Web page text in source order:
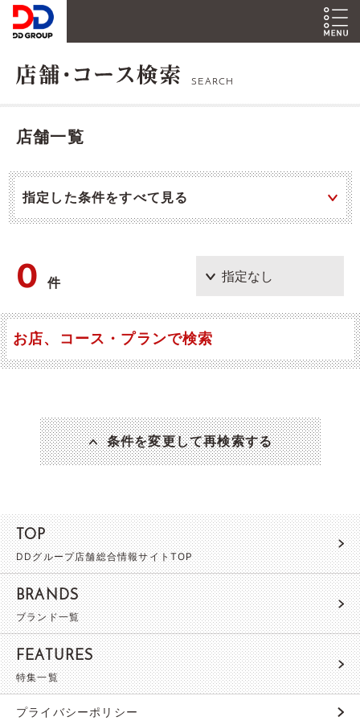
SEARCH
店舗一覧
指定した条件をすべて見る
0件
お店、コース・プランで検索
条件を変更して再検索する
TOP
DDグループ店舗総合情報サイトTOP
BRANDS
ブランド一覧
FEATURES
特集一覧
プライバシーポリシー